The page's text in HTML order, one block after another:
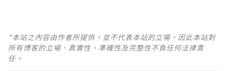
*本站之內容由作者所提供，並不代表本站的立場。因此本站對
所有博客的立場、真實性、準確性及完整性不負任何法律責
任。